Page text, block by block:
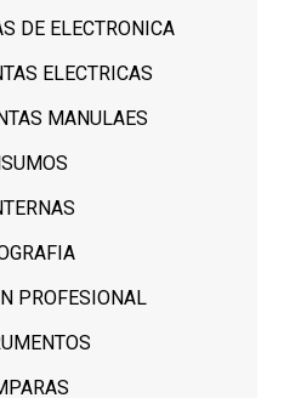
DE ELECTRONICA
ELECTRICAS
MANULAES
PROFESIONAL